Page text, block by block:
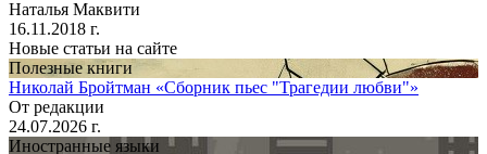
Наталья Маквити
16.11.2018 г.
Новые статьи на сайте
Полезные книги
Николай Бройтман «Сборник пьес "Трагедии любви"»
От редакции
24.07.2026 г.
Иностранные языки